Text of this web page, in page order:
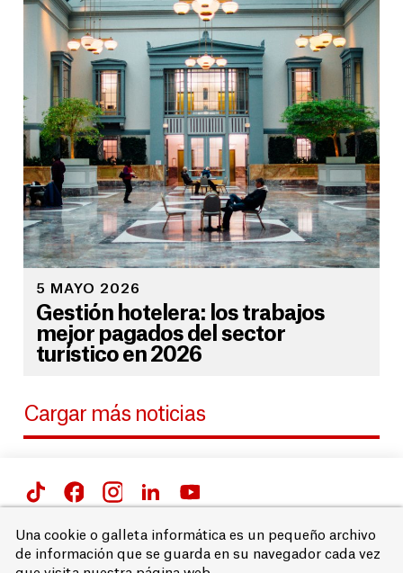
5 MAYO 2026
Gestión hotelera: los trabajos
mejor pagados del sector
turístico en 2026
Cargar más noticias
Passeig de Gràcia 66 i 71,
08007 Barcelona
T. 93 215 68 00
Una cookie o galleta informática es un pequeño archivo
de información que se guarda en su navegador cada vez